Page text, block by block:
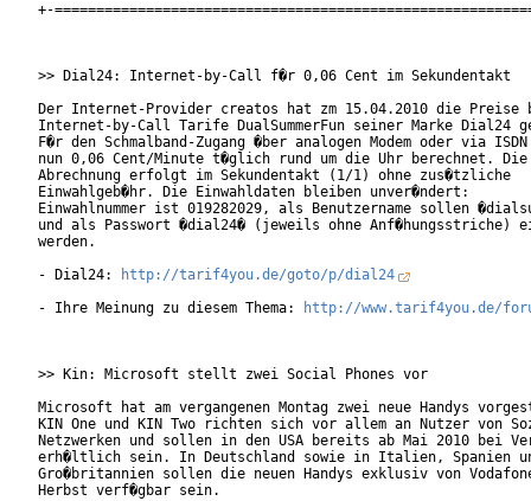
+-
>> Dial24: Internet-by-Call f�r 0,06 Cent im Sekundentakt
Der Internet-Provider creatos hat zm 15.04.2010 die Preise
Internet-by-Call Tarife DualSummerFun seiner Marke Dial24
F�r den Schmalband-Zugang �ber analogen Modem oder via ISDN
nun 0,06 Cent/Minute t�glich rund um die Uhr berechnet. Die
Abrechnung erfolgt im Sekundentakt (1/1) ohne zus�tzliche
Einwahlgeb�hr. Die Einwahldaten bleiben unver�ndert:
Einwahlnummer ist 019282029, als Benutzername sollen
und als Passwort �dial24� (jeweils ohne Anf�hungsstriche)
werden.
- Dial24:
http://tarif4you.de/goto/p/dial24
- Ihre Meinung zu diesem Thema:
http://www.tarif4you.de/
>> Kin: Microsoft stellt zwei Social Phones vor
Microsoft hat am vergangenen Montag zwei neue Handys
KIN One und KIN Two richten sich vor allem an Nutzer von
Netzwerken und sollen in den USA bereits ab Mai 2010 bei
erh�ltlich sein. In Deutschland sowie in Italien, Spanien
Gro�britannien sollen die neuen Handys exklusiv von
Herbst verf�gbar sein.